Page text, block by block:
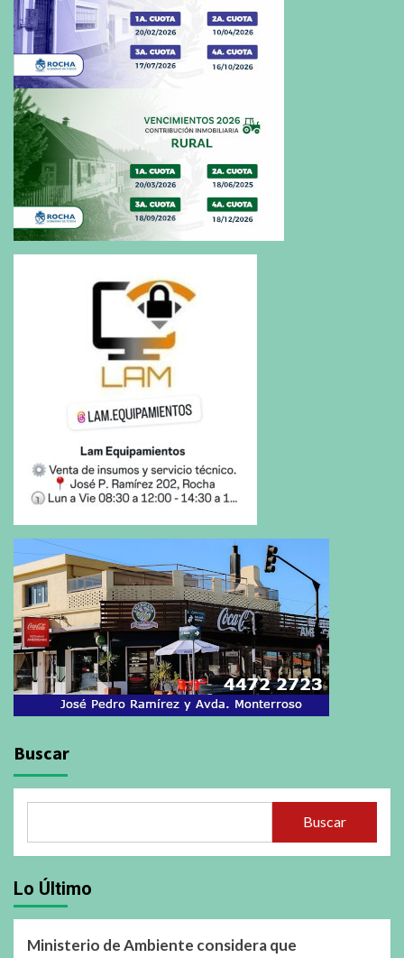
Buscar
Buscar
Lo Último
Ministerio de Ambiente considera que